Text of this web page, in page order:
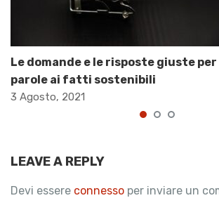
Le domande e le risposte giuste
parole ai fatti sostenibili
3 Agosto, 2021
LEAVE A REPLY
Devi essere connesso per inviare un